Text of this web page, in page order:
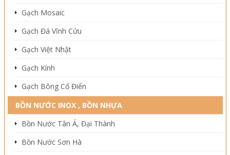
Gạch Mosaic
Gạch Đá Vĩnh Cửu
Gạch Việt Nhật
Gạch Kính
Gạch Bông Cổ Điển
BỒN NƯỚC INOX , BỒN NHỰA
Bồn Nước Tân Á, Đại Thành
Bồn Nước Sơn Hà